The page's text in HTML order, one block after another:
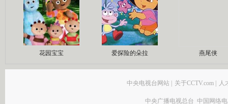
花园宝宝 爱探险的朵拉 燕尾侠
中央电视台网站 | 关于CCTV.com | 人
中央广播电视总台 中国网络